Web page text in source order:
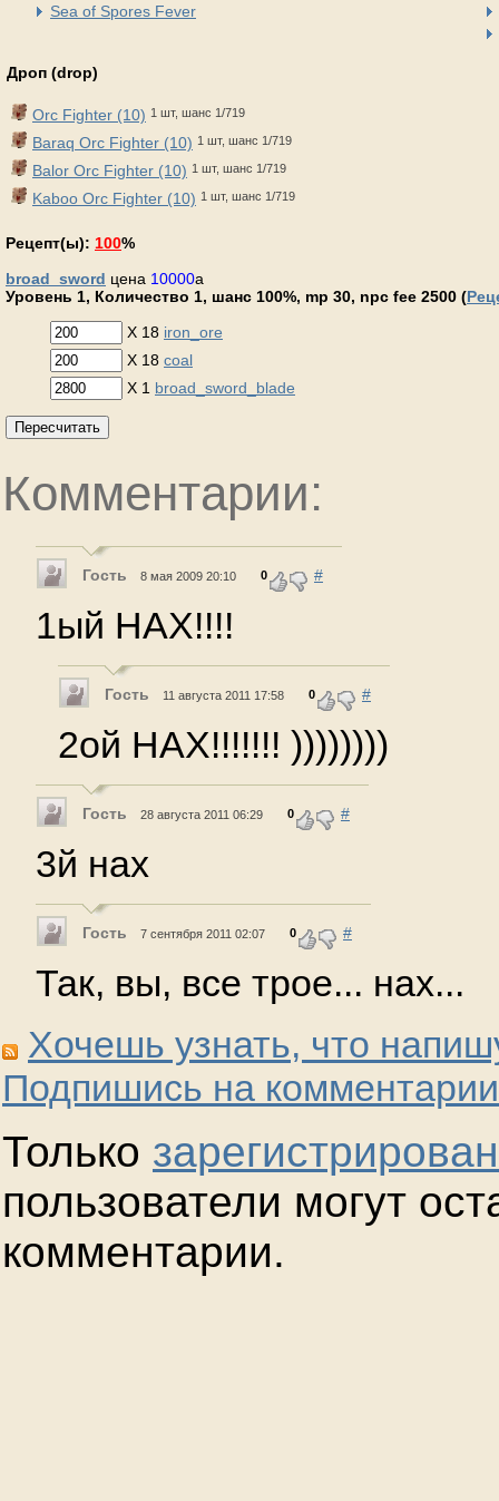
Sea of Spores Fever
Дроп (drop)
Orc Fighter (10) 1 шт, шанс 1/719
Baraq Orc Fighter (10) 1 шт, шанс 1/719
Balor Orc Fighter (10) 1 шт, шанс 1/719
Kaboo Orc Fighter (10) 1 шт, шанс 1/719
Рецепт(ы): 100%
broad_sword цена 10000a
Уровень 1, Количество 1, шанс 100%, mp 30, npc fee 2500 (
X 18 iron_ore
X 18 coal
X 1 broad_sword_blade
Пересчитать
Комментарии:
Гость 8 мая 2009 20:10 0 #
1ый НАХ!!!!
Гость 11 августа 2011 17:58 0 #
2ой НАХ!!!!!!! ))))))))
Гость 28 августа 2011 06:29 0 #
3й нах
Гость 7 сентября 2011 02:07 0 #
Так, вы, все трое... нах...
Хочешь узнать, что
Подпишись на
Только
пользователи могут
комментарии.